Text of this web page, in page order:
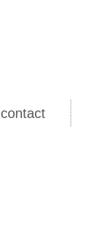
contact